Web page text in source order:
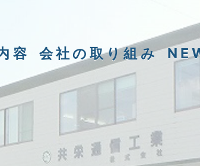
容 会社の取り組み